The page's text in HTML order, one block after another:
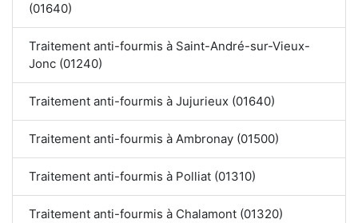
(01640)
Traitement anti-fourmis à Saint-André-sur-Vieux-
Jonc (01240)
Traitement anti-fourmis à Jujurieux (01640)
Traitement anti-fourmis à Ambronay (01500)
Traitement anti-fourmis à Polliat (01310)
Traitement anti-fourmis à Chalamont (01320)